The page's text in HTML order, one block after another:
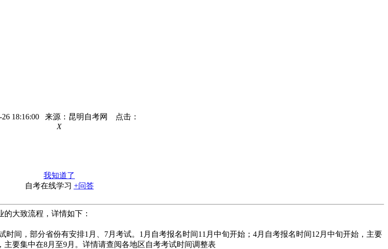
26 18:16:00 来源：昆明自考网 点击：
X
我知道了
自考在线学习 +问答
大致流程，详情如下：
，部分省份有安排1月、7月考试。1月自考报名时间11月中旬开始；4月自考报名时间12月中旬开始，主要
要集中在8月至9月。详情请查阅各地区自考考试时间调整表